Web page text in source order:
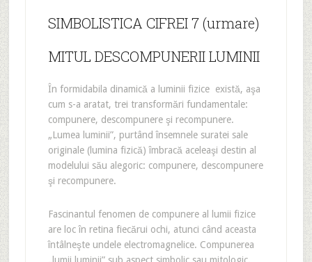
SIMBOLISTICA CIFREI 7 (urmare)
MITUL DESCOMPUNERII LUMINII
În formidabila dinamică a luminii fizice există, aşa
cum s-a aratat, trei transformări fundamentale:
compunere, descompunere şi recompunere.
„Lumea luminii”, purtând însemnele suratei sale
originale (lumina fizică) îmbracă aceleaşi destin al
modelului său alegoric: compunere, descompunere
şi recompunere.
Fascinantul fenomen de compunere al lumii fizice
are loc în retina fiecărui ochi, atunci când aceasta
întâlneşte undele electromagnelice. Compunerea